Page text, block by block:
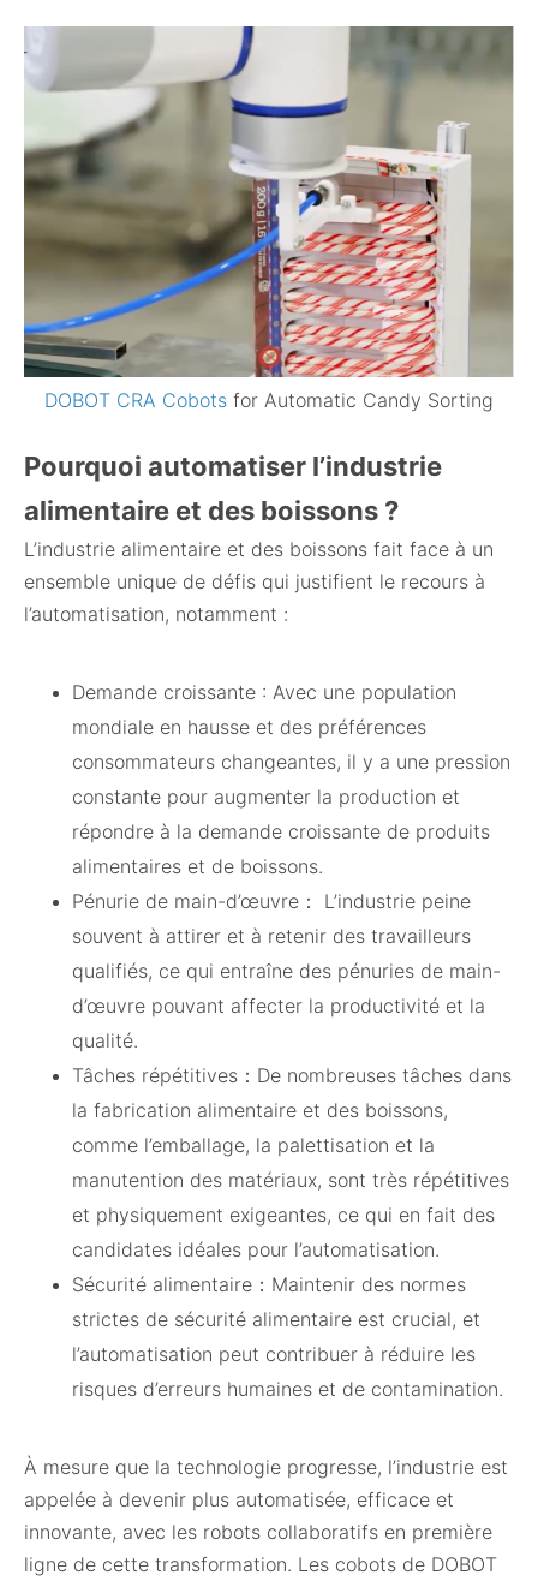
DOBOT CRA Cobots for Automatic Candy Sorting
Pourquoi automatiser l’industrie
alimentaire et des boissons ?
L’industrie alimentaire et des boissons fait face à un
ensemble unique de défis qui justifient le recours à
l’automatisation, notamment :
Demande croissante : Avec une population
mondiale en hausse et des préférences
consommateurs changeantes, il y a une pression
constante pour augmenter la production et
répondre à la demande croissante de produits
alimentaires et de boissons.
Pénurie de main-d’œuvre： L’industrie peine
souvent à attirer et à retenir des travailleurs
qualifiés, ce qui entraîne des pénuries de main-
d’œuvre pouvant affecter la productivité et la
qualité.
Tâches répétitives：De nombreuses tâches dans
la fabrication alimentaire et des boissons,
comme l’emballage, la palettisation et la
manutention des matériaux, sont très répétitives
et physiquement exigeantes, ce qui en fait des
candidates idéales pour l’automatisation.
Sécurité alimentaire：Maintenir des normes
strictes de sécurité alimentaire est crucial, et
l’automatisation peut contribuer à réduire les
risques d’erreurs humaines et de contamination.
À mesure que la technologie progresse, l’industrie est
appelée à devenir plus automatisée, efficace et
innovante, avec les robots collaboratifs en première
ligne de cette transformation. Les cobots de DOBOT